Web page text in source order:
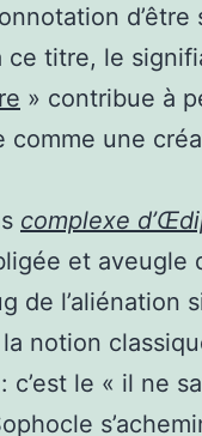
d’être
ce titre, le
» contribue à
comme une
complexe
et aveugle
de l’aliénation
notion
c’est le « il ne